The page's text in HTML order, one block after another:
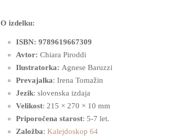
O izdelku:
ISBN: 9789619667309
Avtor: Chiara Piroddi
Ilustratorka: Agnese Baruzzi
Prevajalka: Irena Tomažin
Jezik: slovenska izdaja
Velikost: 215 × 270 × 10 mm
Priporočena starost: 5-7 let.
Založba: Kalejdoskop 64